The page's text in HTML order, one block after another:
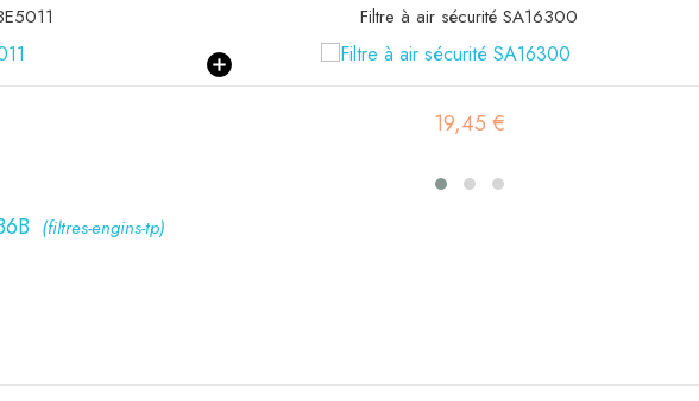
Filtre à air primaire SA16579
19,53 €
(filtres-engins-tp)